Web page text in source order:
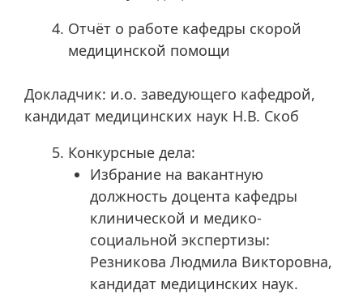
Отчёт о работе кафедры скорой
медицинской помощи
Докладчик: и.о. заведующего кафедрой,
кандидат медицинских наук Н.В. Скоб
Конкурсные дела:
Избрание на вакантную
должность доцента кафедры
клинической и медико-
социальной экспертизы:
Резникова Людмила Викторовна,
кандидат медицинских наук.